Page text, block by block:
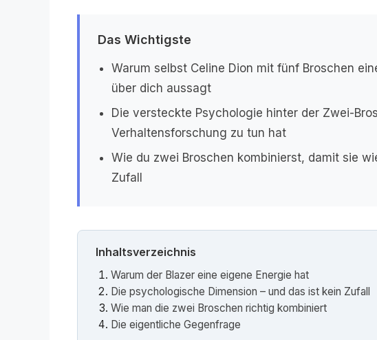
Das Wichtigste
Warum selbst Celine Dion mit fünf Broschen
über dich aussagt
Die versteckte Psychologie hinter der Zwei-
Verhaltensforschung zu tun hat
Wie du zwei Broschen kombinierst, damit sie
Zufall
Inhaltsverzeichnis
Warum der Blazer eine eigene Energie hat
Die psychologische Dimension – und das ist kein Zufall
Wie man die zwei Broschen richtig kombiniert
Die eigentliche Gegenfrage